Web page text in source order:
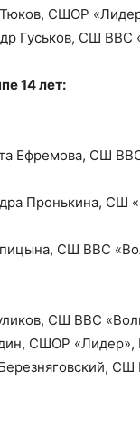
СШОР
Гуськов, СШ ВВС
14 лет:
Ефремова, СШ
Пронькина, СШ
СШ ВВС
СШ ВВС
СШОР «Лидер»,